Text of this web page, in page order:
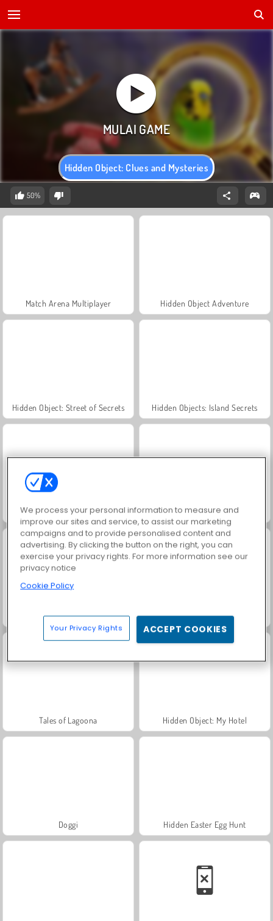
Hidden Object: Clues and Mysteries
50%
Match Arena Multiplayer Hidden Object Adventure
Hidden Object: Street of Secrets Hidden Objects: Island Secrets
Hidden Objects Island Find Hidden Cats
Spot The Cat Hidden Objects
Tales of Lagoona Hidden Object: My Hotel
Doggi Hidden Easter Egg Hunt
We process your personal information to measure and
improve our sites and service, to assist our marketing
campaigns and to provide personalised content and
advertising. By clicking the button on the right, you can
exercise your privacy rights. For more information see our
privacy notice
Cookie Policy
Your Privacy Rights ACCEPT COOKIES